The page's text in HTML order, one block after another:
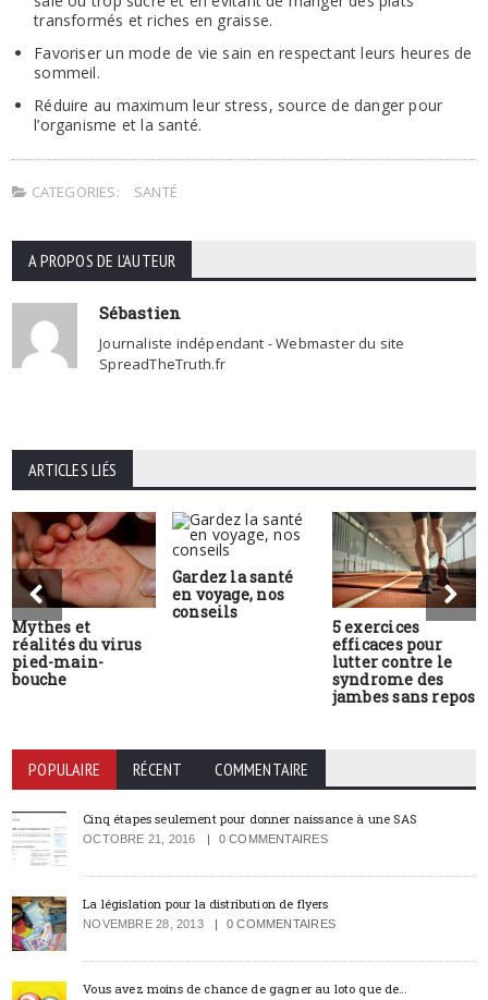
transformés et riches en graisse.
Favoriser un mode de vie sain en respectant leurs heures de
sommeil.
Réduire au maximum leur stress, source de danger pour
l’organisme et la santé.
CATEGORIES: SANTÉ
A PROPOS DE L'AUTEUR
Sébastien
Journaliste indépendant - Webmaster du site
SpreadTheTruth.fr
ARTICLES LIÉS
Mythes et
réalités du virus
pied-main-
bouche
Gardez la santé
en voyage, nos
conseils
5 exercices
efficaces pour
lutter contre le
syndrome des
jambes sans repos
POPULAIRE RÉCENT COMMENTAIRE
Cinq étapes seulement pour donner naissance à une SAS
OCTOBRE 21, 2016 0 COMMENTAIRES
La législation pour la distribution de flyers
NOVEMBRE 28, 2013 0 COMMENTAIRES
Vous avez moins de chance de gagner au loto que de…